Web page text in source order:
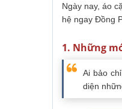
Ngày nay, áo
hệ ngay Đồng
1. Những
Ai bảo
diện